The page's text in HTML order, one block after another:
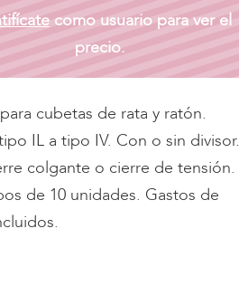
como usuario para ver el
precio.
cubetas de rata y ratón.
IL a tipo IV. Con o sin divisor.
colgante o cierre de tensión.
de 10 unidades. Gastos de